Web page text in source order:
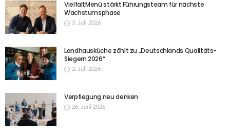
VielfaltMenü stärkt Führungsteam für nächste
Wachstumsphase
3. Juli 2026
Landhausküche zählt zu „Deutschlands Qualitäts-
Siegern 2026“
2. Juli 2026
Verpflegung neu denken
26. Juni 2026